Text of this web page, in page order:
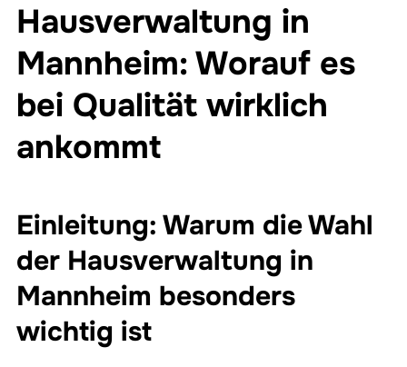
Hausverwaltung in
Mannheim: Worauf es
bei Qualität wirklich
ankommt
Einleitung: Warum die Wahl
der Hausverwaltung in
Mannheim besonders
wichtig ist